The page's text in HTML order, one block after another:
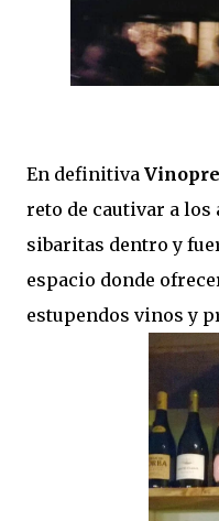
En definitiva
reto de cautivar a los
sibaritas dentro y
espacio donde
estupendos vinos y